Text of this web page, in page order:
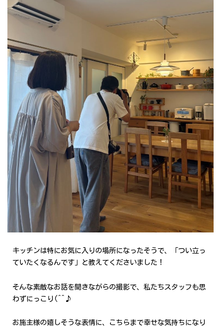
キッチンは特にお気に入りの場所になったそうで、「つい立っ
ていたくなるんです」と教えてくださいました！
そんな素敵なお話を聞きながらの撮影で、私たちスタッフも思
わずにっこり(^^♪
お施主様の嬉しそうな表情に、こちらまで幸せな気持ちになり